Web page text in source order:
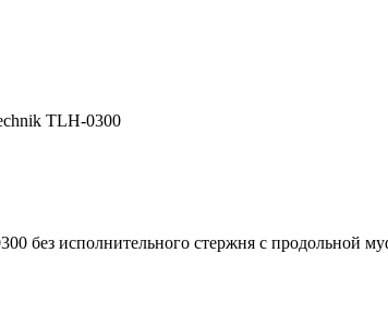
TLH-0300
без исполнительного стержня с продольной